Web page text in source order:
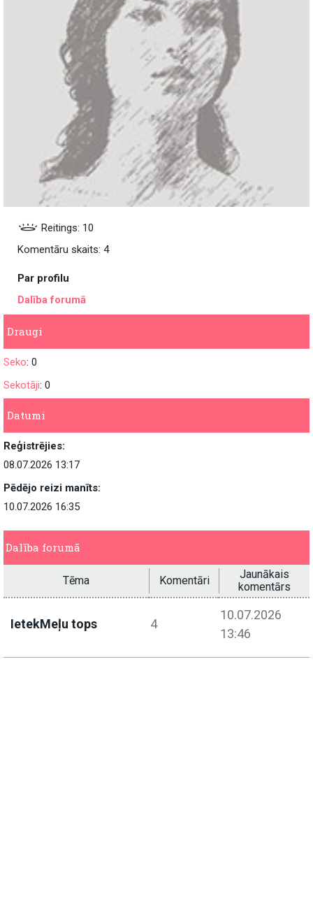
Reitings: 10
Komentāru skaits: 4
Par profilu
Dalība forumā
Draugi
Seko: 0
Sekotāji: 0
Datumi
Reģistrējies:
08.07.2026 13:17
Pēdējo reizi manīts:
10.07.2026 16:35
Dalība forumā
Tēma Komentāri
Jaunākais
komentārs
IetekMeļu tops 4
10.07.2026
13:46